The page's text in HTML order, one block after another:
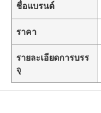
ชื่อแบรนด์
ราคา
รายละเอียดการบรร
จุ